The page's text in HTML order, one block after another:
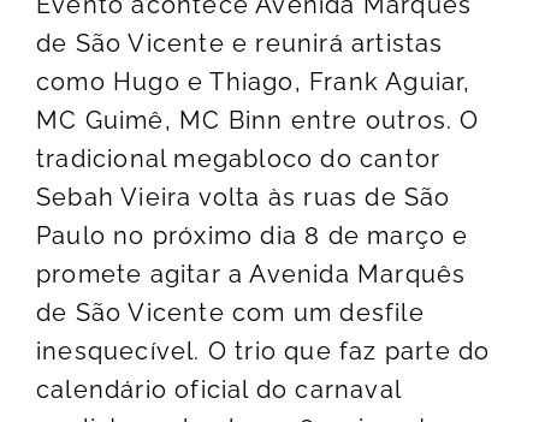
de São Vicente e reunirá artistas
como Hugo e Thiago, Frank Aguiar,
MC Guimê, MC Binn entre outros. O
tradicional megabloco do cantor
Sebah Vieira volta às ruas de São
Paulo no próximo dia 8 de março e
promete agitar a Avenida Marquês
de São Vicente com um desfile
inesquecível. O trio que faz parte do
calendário oficial do carnaval